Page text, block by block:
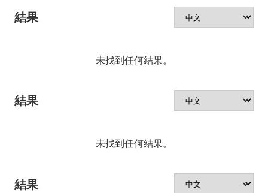
結果
未找到任何結果。
結果
未找到任何結果。
結果